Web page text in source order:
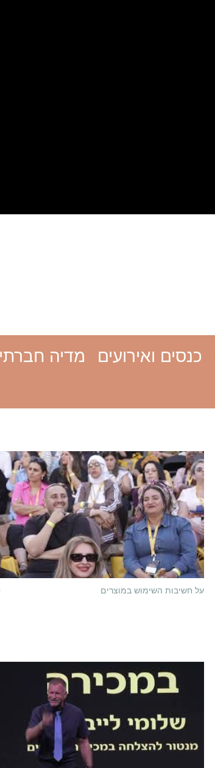
כנסים ואירועים מדיה
על חשיבות השימוש במוצרים